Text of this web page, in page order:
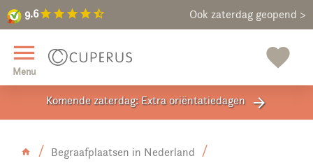
9.6star star star star star_half Ook zaterdag geopend >
9.6 Maak een vrijblijvende afspraak
menu
Menu favorite
close
Komende zaterdag: Extra oriëntatiedagen arrow_forward
Begraafplaatsen in Nederland